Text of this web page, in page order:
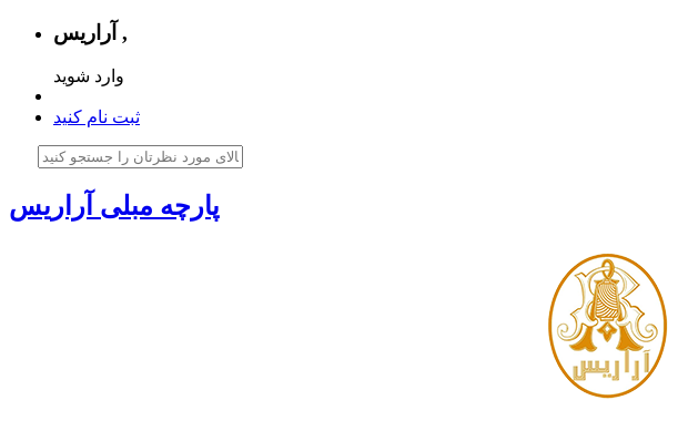
آراریس ,
وارد شوید
ثبت نام کنید
پارچه مبلی آراریس